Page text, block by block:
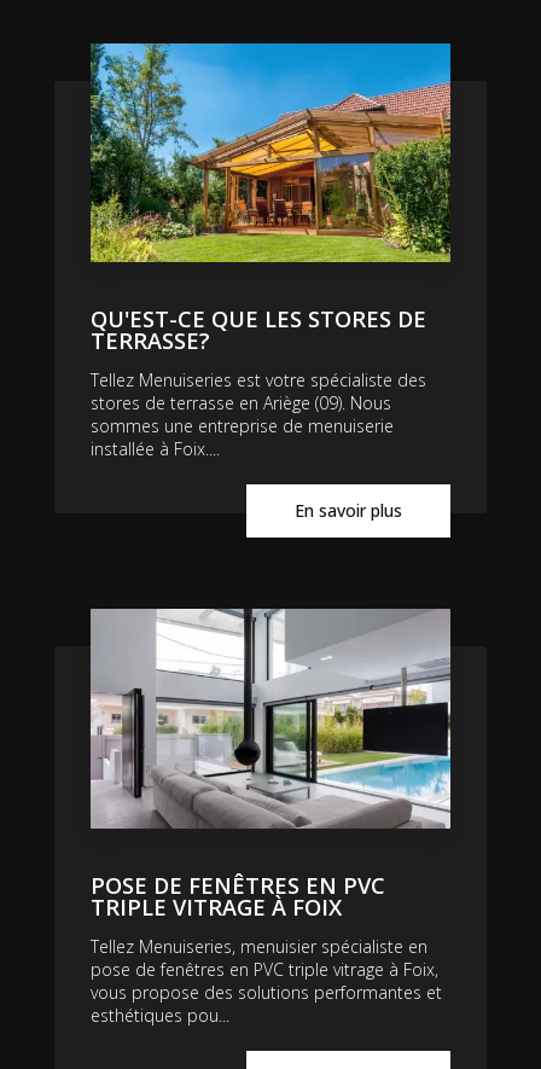
QU'EST-CE QUE LES STORES DE
TERRASSE?
Tellez Menuiseries est votre spécialiste des
stores de terrasse en Ariège (09). Nous
sommes une entreprise de menuiserie
installée à Foix....
En savoir plus
POSE DE FENÊTRES EN PVC
TRIPLE VITRAGE À FOIX
Tellez Menuiseries, menuisier spécialiste en
pose de fenêtres en PVC triple vitrage à Foix,
vous propose des solutions performantes et
esthétiques pou...